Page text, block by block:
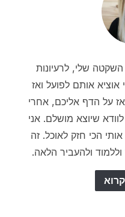
שלי, לרעיונות
אותם לפועל ואז
על הדף אליכם, אחרי
שיוצא מושלם. אני
הכי חזק לאוכל. זה
ולהעביר הלאה.